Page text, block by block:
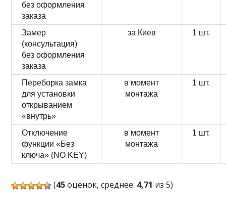
без оформления
заказа
Замер
(консультация)
без оформления
заказа
за Киев 1 шт.
Переборка замка
для установки
открыванием
«внутрь»
в момент
монтажа
1 шт.
Отключение
функции «Без
ключа» (NO KEY)
в момент
монтажа
1 шт.
(45оценок, среднее: 4,71 из 5)